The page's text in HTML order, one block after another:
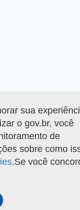
sua
o gov.br, você
de
sobre como
.Se você